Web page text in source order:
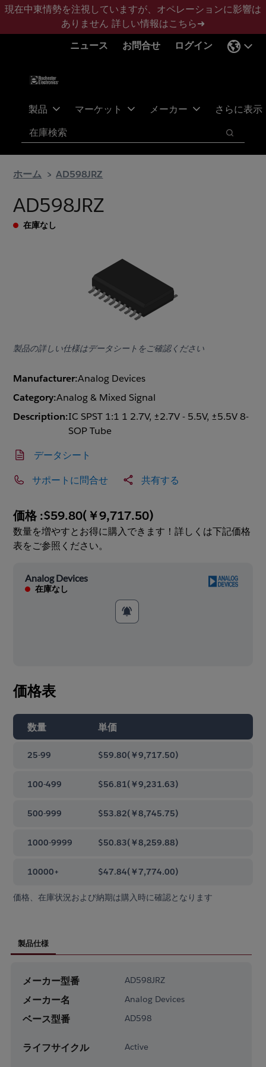
メ
ン
フ
タ
現在中東情勢を注視していますが、オペレーションに影響は
ありません 詳しい情報はこちら➜
ニュース
お問合せ ログイン
製品 マーケット メーカー さらに表示
検索
検索
ホーム AD598JRZ
AD598JRZ
在庫なし
製品の詳しい仕様はデータシートをご確認ください
Manufacturer:Analog Devices
Category:Analog & Mixed Signal
Description:IC SPST 1:1 1 2.7V, ±2.7V - 5.5V, ±5.5V 8-
SOP Tube
データシート
サポートに問合せ 共有する
価格 :$59.80(￥9,717.50)
数量を増やすとお得に購入できます！詳しくは下記価格
表をご参照ください。
Analog Devices
在庫なし
価格表
数量 単価
25-99 $59.80(￥9,717.50)
100-499 $56.81(￥9,231.63)
500-999 $53.82(￥8,745.75)
1000-9999 $50.83(￥8,259.88)
10000+ $47.84(￥7,774.00)
価格、在庫状況および納期は購入時に確認となります
製品仕様
メーカー型番 AD598JRZ
メーカー名 Analog Devices
ベース型番 AD598
ライフサイクル Active